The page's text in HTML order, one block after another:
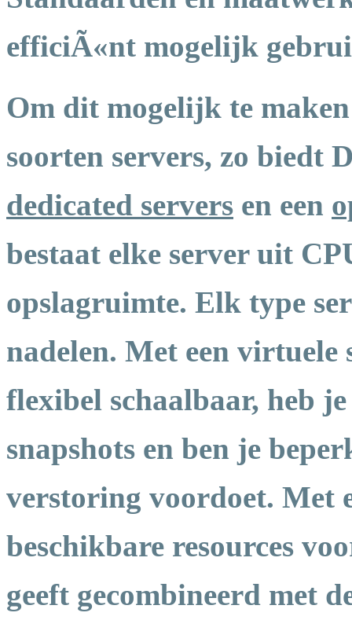
efficiÃ«nt mogelijk
Om dit mogelijk te
soorten servers, zo biedt
dedicated servers en een
bestaat elke server uit
opslagruimte. Elk type
nadelen. Met een virtuele
flexibel schaalbaar, heb
snapshots en ben je
verstoring voordoet. Met
beschikbare resources
geeft gecombineerd met